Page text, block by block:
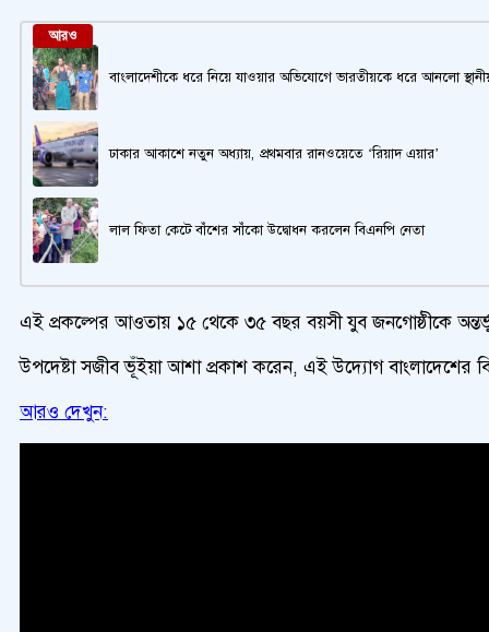
আরও
বাংলাদেশীকে ধরে নিয়ে যাওয়ার অভিযোগে ভারতীয়কে ধরে আনলো
ঢাকার আকাশে নতুন অধ্যায়, প্রথমবার রানওয়েতে ‘রিয়াদ এয়ার’
লাল ফিতা কেটে বাঁশের সাঁকো উদ্বোধন করলেন বিএনপি নেতা
এই প্রকল্পের আওতায় ১৫ থেকে ৩৫ বছর বয়সী যুব জনগোষ্ঠীকে
উপদেষ্টা সজীব ভূঁইয়া আশা প্রকাশ করেন, এই উদ্যোগ বাংলাদেশের
আরও দেখুন: